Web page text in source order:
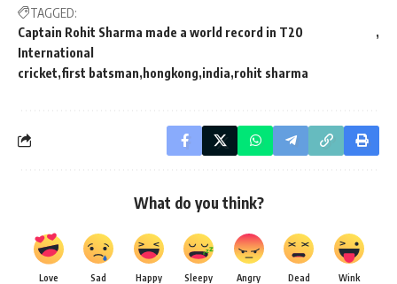
TAGGED:
Captain Rohit Sharma made a world record in T20
International
cricket first batsman hongkong india rohit sharma
What do you think?
Love Sad Happy Sleepy Angry Dead Wink